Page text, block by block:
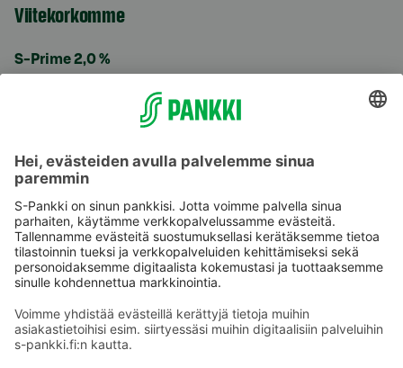
Viitekorkomme
S-Prime 2,0 %
Käyttöehdot
Saavutettavuusseloste